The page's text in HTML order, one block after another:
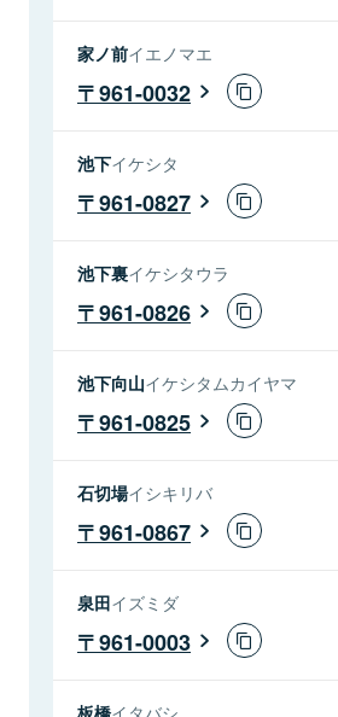
家ノ前イエノマエ
961-0032
池下イケシタ
961-0827
池下裏イケシタウラ
961-0826
池下向山イケシタムカイヤマ
961-0825
石切場イシキリバ
961-0867
泉田イズミダ
961-0003
板橋イタバシ